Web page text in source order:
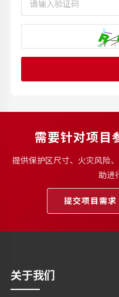
需要针对项目
提供保护区尺寸、火灾风险
助进
提交项目需求
关于我们